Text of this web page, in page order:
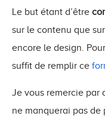
Le but étant d’être
sur le contenu que
encore le design.
suffit de remplir ce
Je vous remercie par
ne manquerai pas de